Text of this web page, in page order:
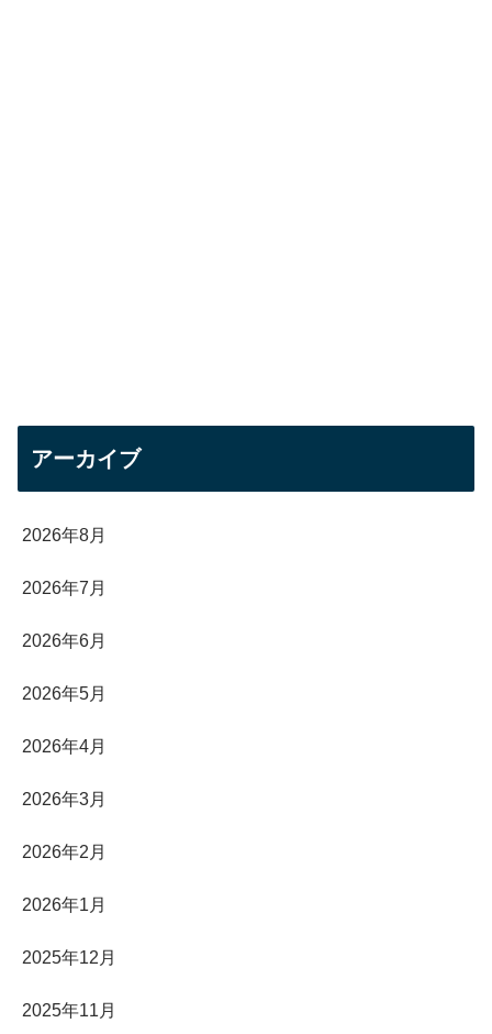
アーカイブ
2026年8月
2026年7月
2026年6月
2026年5月
2026年4月
2026年3月
2026年2月
2026年1月
2025年12月
2025年11月